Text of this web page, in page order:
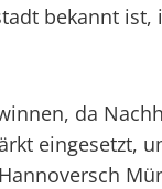
bekannt
da
eingesetzt,